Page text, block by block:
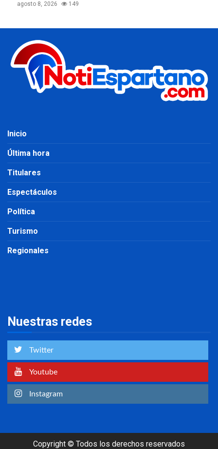
agosto 8, 2026 149
Inicio
Última hora
Titulares
Espectáculos
Política
Turismo
Regionales
Nuestras redes
Twitter
Youtube
Instagram
Copyright © Todos los derechos reservados